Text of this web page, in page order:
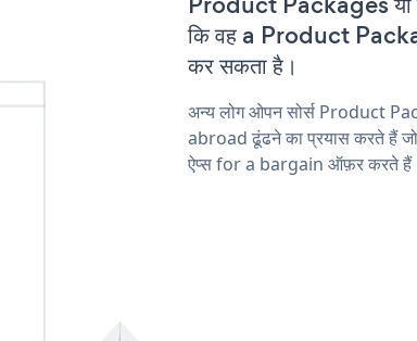
कि वह a Product
कर सकता है।
अन्य लोग ओपन सोर्स Product
abroad ढूंढने का प्रयास करते हैं
ऐप्स for a bargain ऑफ़र करते